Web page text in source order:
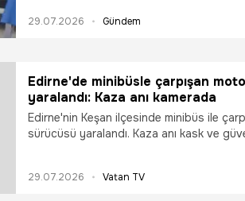
29.07.2026 Gündem
Edirne'de minibüsle çarpışan
yaralandı: Kaza anı kamerada
Edirne'nin Keşan ilçesinde minibüs ile
sürücüsü yaralandı. Kaza anı kask ve
29.07.2026 Vatan TV